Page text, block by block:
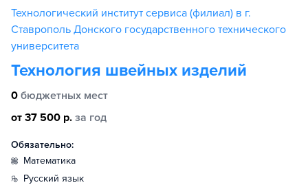
Технологический институт сервиса (филиал) в г.
Ставрополь Донского государственного технического
университета
Технология швейных изделий
0 бюджетных мест
от 37 500 р. за год
Обязательно:
математика
русский язык